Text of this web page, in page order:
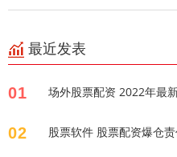
最近发表
01 场外股票配资 2022年最
02 股票软件 股票配资爆